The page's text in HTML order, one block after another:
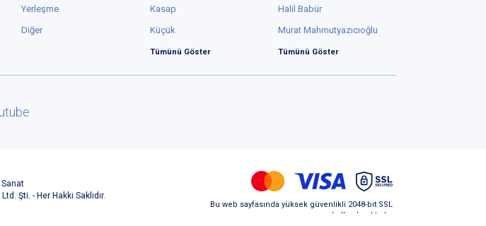
Yerleşme
Diğer
Kasap
Küçük
Tümünü Göster
Halil Babür
Murat Mahmutyazıcıoğlu
Tümünü Göster
Sanat
Şti. - Her Hakkı Saklıdır.
Bu web sayfasında yüksek güvenlikli 2048-bit SSL
kullanılmaktadır.